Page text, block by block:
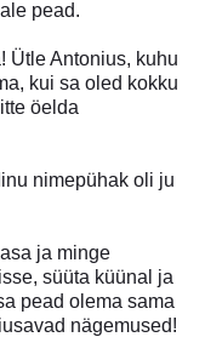
pead.
Ütle Antonius, kuhu
kui sa oled kokku
öelda
nimepühak oli ju
ja minge
süüta küünal ja
pead olema sama
nägemused!